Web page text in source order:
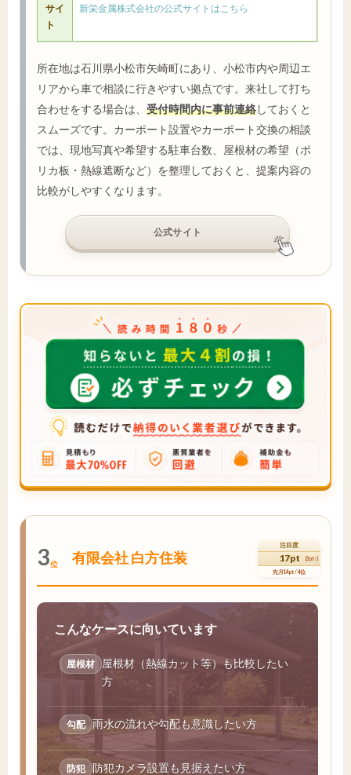
サイ
ト
新栄金属株式会社の公式サイトはこちら
所在地は石川県小松市矢崎町にあり、小松市内や周辺エ
リアから車で相談に行きやすい拠点です。来社して打ち
合わせをする場合は、 受付時間内に事前連絡しておくと
スムーズです。カーポート設置やカーポート交換の相談
では、現地写真や希望する駐車台数、屋根材の希望（ポ
リカ板・熱線遮断など）を整理しておくと、提案内容の
比較がしやすくなります。
公式サイト
3位 有限会社 白方住装
注目度
17pt (3pt↑)
先月14pt / 4位
こんなケースに向いています
屋根材
屋根材（熱線カット等）も比較したい
方
勾配 雨水の流れや勾配も意識したい方
防犯 防犯カメラ設置も見据えたい方